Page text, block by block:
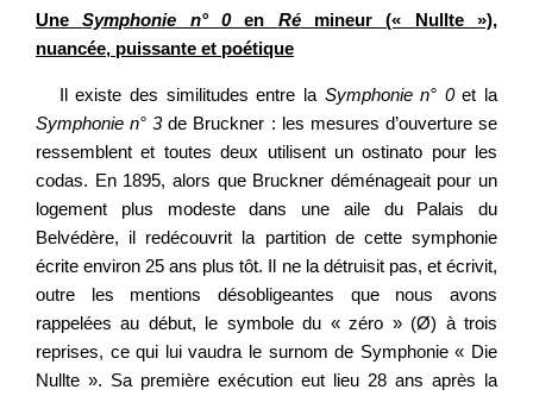
UneSymphonie n° 0en Rémineur (« Nullte »),
nuancée, puissante et poétique
Il existe des similitudes entre la Symphonie n° 0et la
Symphonie n° 3de Bruckner : les mesures d’ouverture se
ressemblent et toutes deux utilisent un ostinato pour les
codas. En 1895, alors que Bruckner déménageait pour un
logement plus modeste dans une aile du Palais du
Belvédère, il redécouvrit la partition de cette symphonie
écrite environ 25 ans plus tôt. Il ne la détruisit pas, et écrivit,
outre les mentions désobligeantes que nous avons
rappelées au début, le symbole du « zéro » (Ø) à trois
reprises, ce qui lui vaudra le surnom de Symphonie « Die
Nullte ». Sa première exécution eut lieu 28 ans après la